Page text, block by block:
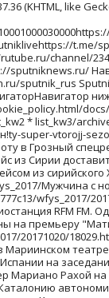
id="adfox_149760909413214648"></div> <script> window.Ya.adfoxCode.create({ ownerId: 249922, containerId: 'adfox_149760909413214648', params: { pp: 'kpj', ps: 'cmwc', p2: 'fliq', puid1: '' } }); </script><!--В head сайта один раз подключите библиотеку--> <script src="https://yastatic.net/pcode/adfox/loader.js" crossorigin="anonymous"></script> <!--AdFox START--> <!--riaru--> <!--Площадка: orbita-sputnik.ru / * / *--> <!--Тип баннера: 300x--> <!--Расположение: 55005_bn5--> <div id="adfox_149760913936336539"></div> <script> window.Ya.adfoxCode.create({ ownerId: 249922, containerId: 'adfox_149760913936336539', params: { pp: 'kpk', ps: 'cmwc', p2: 'flng', puid1: '' } }); </script> <br> <!--AdFox START--> <!--riaru--> <!--Площадка: orbita-sputnik.ru / * / *--> <!--Тип баннера: 300x--> <!--